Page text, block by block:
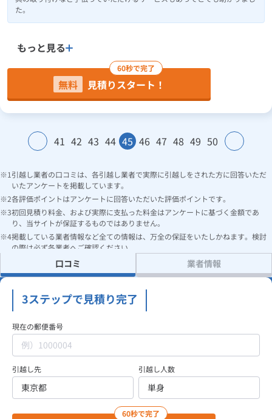
た。
もっと見る
60秒で完了
無料 見積りスタート！
41 42 43 44 45 46 47 48 49 50
引越し業者の口コミは、各引越し業者で実際に引越しをされた方に回答いただ
いたアンケートを掲載しています。
各評価ポイントはアンケートに回答いただいた評価ポイントです。
初回見積り料金、および実際に支払った料金はアンケートに基づく金額であ
り、当サイトが保証するものではありません。
掲載している業者情報など全ての情報は、万全の保証をいたしかねます。検討
の際は必ず各業者へご確認ください。
口コミ 業者情報
3ステップで見積り完了
現在の郵便番号
引越し先 引越し人数
60秒で完了